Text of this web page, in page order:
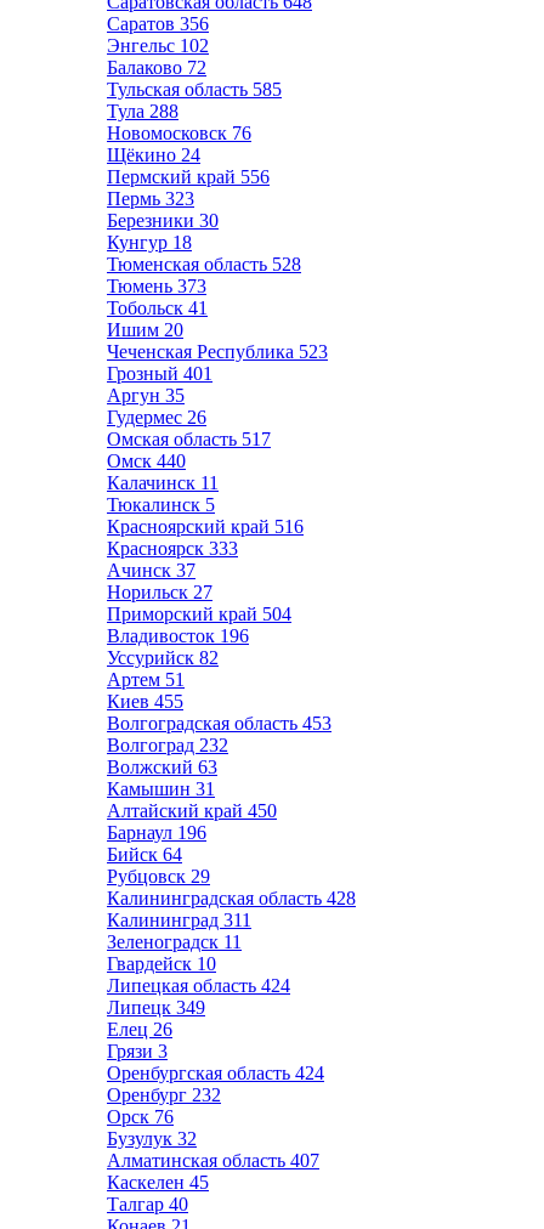
Саратов 356
Энгельс 102
Балаково 72
Тульская область 585
Тула 288
Новомосковск 76
Щёкино 24
Пермский край 556
Пермь 323
Березники 30
Кунгур 18
Тюменская область 528
Тюмень 373
Тобольск 41
Ишим 20
Чеченская Республика 523
Грозный 401
Аргун 35
Гудермес 26
Омская область 517
Омск 440
Калачинск 11
Тюкалинск 5
Красноярский край 516
Красноярск 333
Ачинск 37
Норильск 27
Приморский край 504
Владивосток 196
Уссурийск 82
Артем 51
Киев 455
Волгоградская область 453
Волгоград 232
Волжский 63
Камышин 31
Алтайский край 450
Барнаул 196
Бийск 64
Рубцовск 29
Калининградская область 428
Калининград 311
Зеленоградск 11
Гвардейск 10
Липецкая область 424
Липецк 349
Елец 26
Грязи 3
Оренбургская область 424
Оренбург 232
Орск 76
Бузулук 32
Алматинская область 407
Каскелен 45
Талгар 40